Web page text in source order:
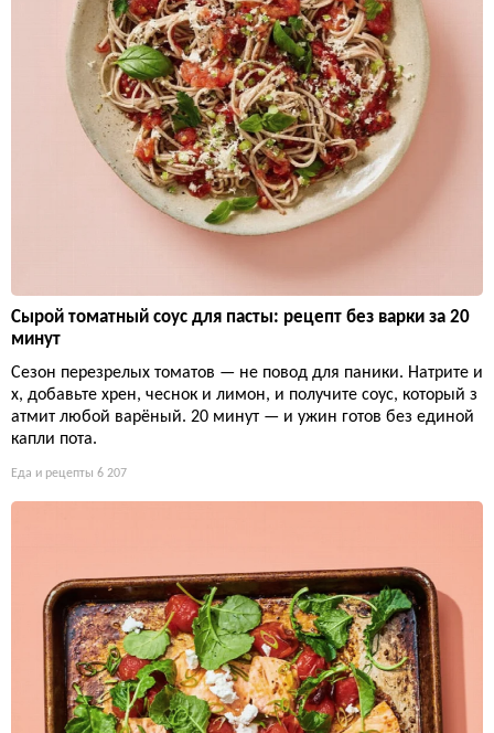
Сырой томатный соус для пасты: рецепт без варки за 20
минут
Сезон перезрелых томатов — не повод для паники. Натрите и
х, добавьте хрен, чеснок и лимон, и получите соус, который з
атмит любой варёный. 20 минут — и ужин готов без единой
капли пота.
Еда и рецепты 6 207